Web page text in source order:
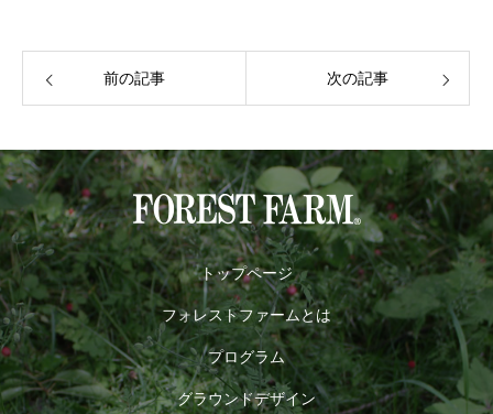
前の記事 次の記事
トップページ
フォレストファームとは
プログラム
グラウンドデザイン